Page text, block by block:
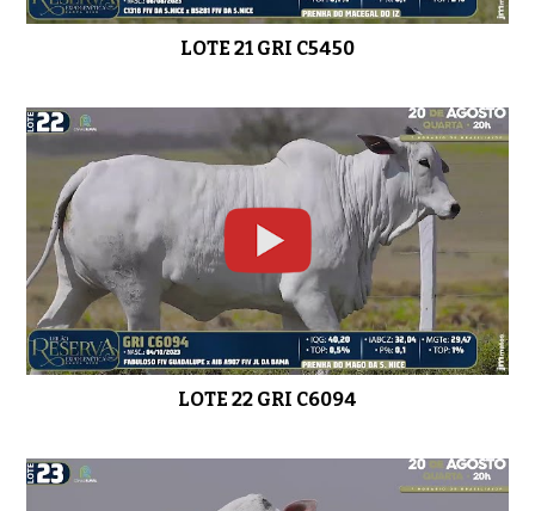
LOTE 21 GRI C5450
LOTE 22 GRI C6094